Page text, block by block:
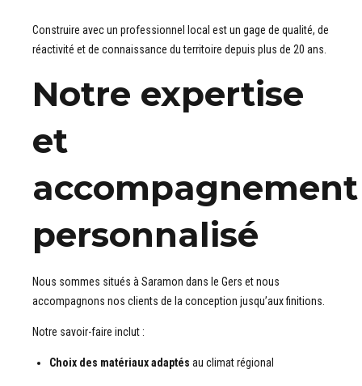
Construire avec un professionnel local est un gage de qualité, de
réactivité et de connaissance du territoire depuis plus de 20 ans.
Notre expertise
et
accompagnement
personnalisé
Nous sommes situés à Saramon dans le Gers et nous
accompagnons nos clients de la conception jusqu’aux finitions.
Notre savoir-faire inclut :
Choix des matériaux adaptés au climat régional